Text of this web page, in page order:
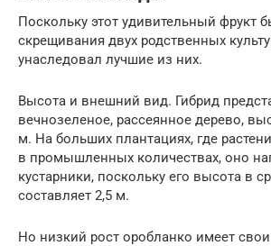
Поскольку этот удивительный фрукт
скрещивания двух родственных
унаследовал лучшие из них.
Высота и внешний вид. Гибрид
вечнозеленое, рассеянное дерево,
м. На больших плантациях, где
в промышленных количествах, оно
кустарники, поскольку его высота в
составляет 2,5 м.
Но низкий рост оробланко имеет